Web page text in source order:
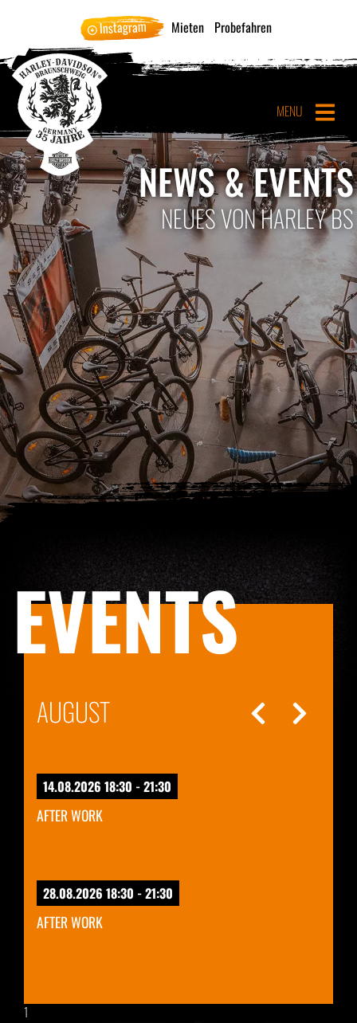
Instagram Mieten Probefahren
MENU
NEWS & EVENTS
NEUES VON HARLEY BS
EVENTS
AUGUST
14.08.2026 18:30 - 21:30
AFTER WORK
28.08.2026 18:30 - 21:30
AFTER WORK
1